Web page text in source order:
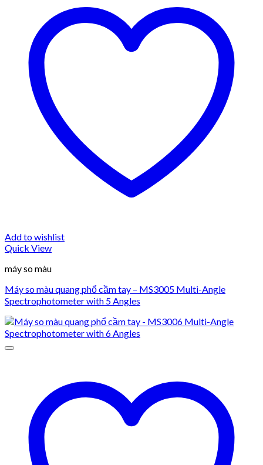
Add to wishlist
Quick View
máy so màu
Máy so màu quang phổ cầm tay – MS3005 Multi-Angle
Spectrophotometer with 5 Angles